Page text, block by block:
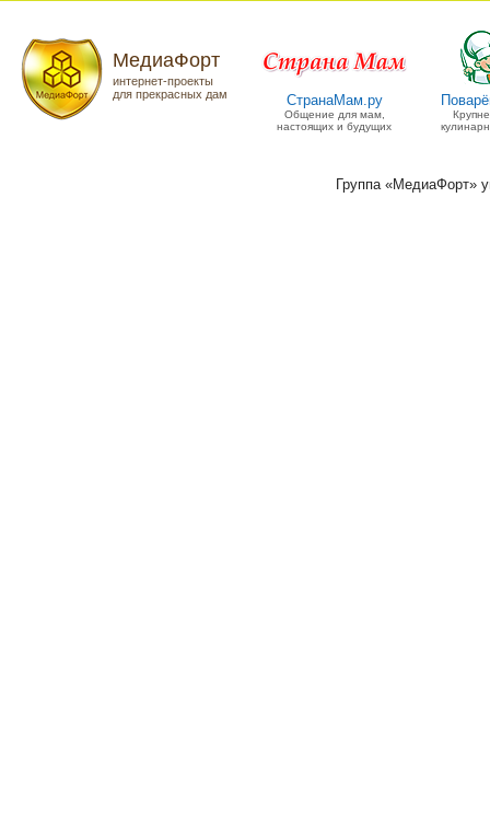
МедиаФорт
интернет-проекты
для прекрасных дам
СтранаМам.ру
Общение для мам,
настоящих и будущих
Группа «МедиаФорт»